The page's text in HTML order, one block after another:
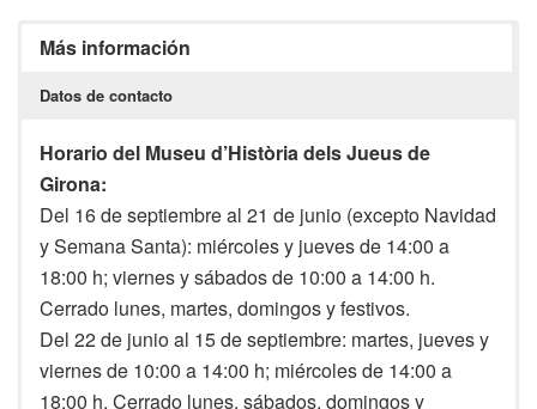
Más información
Datos de contacto
Horario del Museu d’Història dels Jueus de
Girona:
Del 16 de septiembre al 21 de junio (excepto Navidad
y Semana Santa): miércoles y jueves de 14:00 a
18:00 h; viernes y sábados de 10:00 a 14:00 h.
Cerrado lunes, martes, domingos y festivos.
Del 22 de junio al 15 de septiembre: martes, jueves y
viernes de 10:00 a 14:00 h; miércoles de 14:00 a
18:00 h. Cerrado lunes, sábados, domingos y